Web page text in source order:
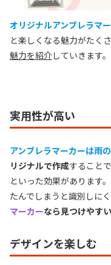
オリジナルアンブレラマ
と楽しくなる魅力がたくさ
魅力を紹介していきます。
実用性が高い
アンブレラマーカーは雨
リジナルで作成することで
といった効果があります
たんでしまうと識別しにく
マーカーなら見つけやすい
デザインを楽しむ